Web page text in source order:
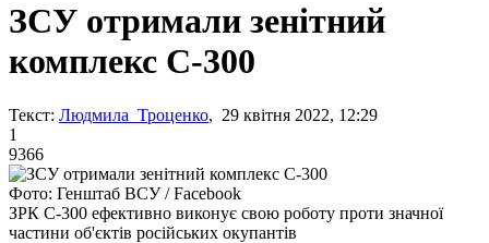
ЗСУ отримали зенітний
комплекс С-300
Текст: Людмила Троценко, 29 квітня 2022, 12:29
1
9366
Фото: Генштаб ВСУ / Facebook
ЗРК С-300 ефективно виконує свою роботу проти значної
частини об'єктів російських окупантів